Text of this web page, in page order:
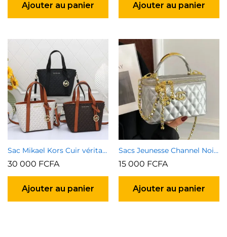
Ajouter au panier Ajouter au panier
Sac Mikael Kors Cuir véritable
30 000 FCFA
Ajouter au panier
Sacs Jeunesse Channel Noir et Argenté
15 000 FCFA
Ajouter au panier